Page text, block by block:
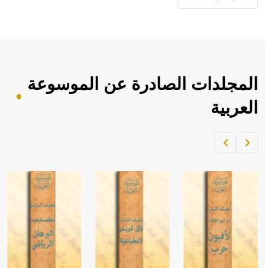
المجلدات الصادرة عن الموسوعة
العربية